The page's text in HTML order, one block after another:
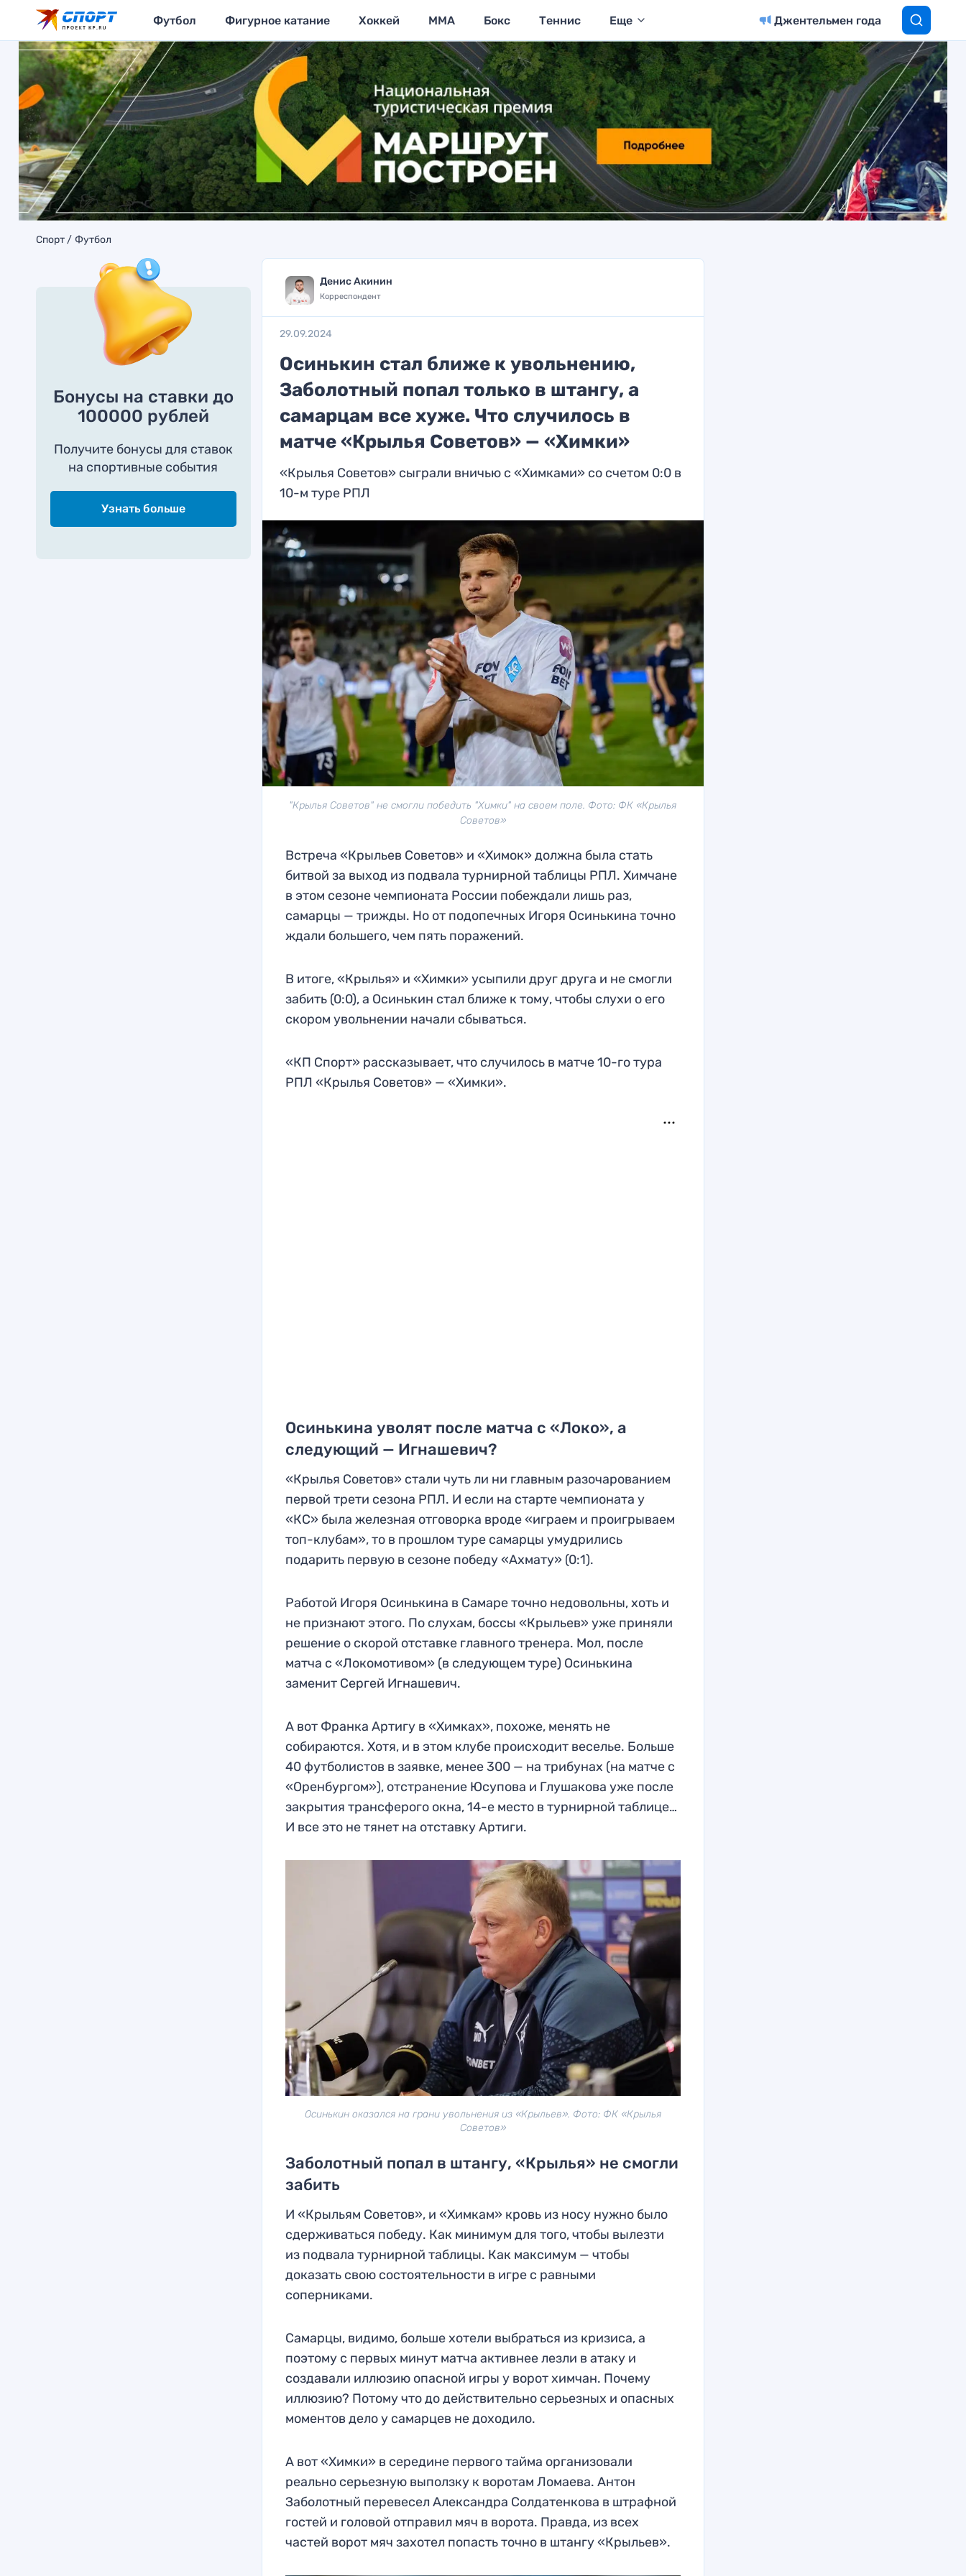
Футбол Фигурное катание Хоккей MMA Бокс Теннис Еще Джентельмен года
Спорт Футбол
Бонусы на ставки до
100000 рублей
Получите бонусы для ставок
на спортивные события
Узнать больше
Денис Акинин
Корреспондент
29.09.2024
Осинькин стал ближе к увольнению,
Заболотный попал только в штангу, а
самарцам все хуже. Что случилось в
матче «Крылья Советов» — «Химки»
«Крылья Советов» сыграли вничью с «Химками» со счетом 0:0 в
10-м туре РПЛ
"Крылья Советов" не смогли победить "Химки" на своем поле. Фото: ФК «Крылья
Советов»
Встреча «Крыльев Советов» и «Химок» должна была стать
битвой за выход из подвала турнирной таблицы РПЛ. Химчане
в этом сезоне чемпионата России побеждали лишь раз,
самарцы — трижды. Но от подопечных Игоря Осинькина точно
ждали большего, чем пять поражений.
В итоге, «Крылья» и «Химки» усыпили друг друга и не смогли
забить (0:0), а Осинькин стал ближе к тому, чтобы слухи о его
скором увольнении начали сбываться.
«КП Спорт» рассказывает, что случилось в матче 10-го тура
РПЛ «Крылья Советов» — «Химки».
Осинькина уволят после матча с «Локо», а
следующий — Игнашевич?
«Крылья Советов» стали чуть ли ни главным разочарованием
первой трети сезона РПЛ. И если на старте чемпионата у
«КС» была железная отговорка вроде «играем и проигрываем
топ-клубам», то в прошлом туре самарцы умудрились
подарить первую в сезоне победу «Ахмату» (0:1).
Работой Игоря Осинькина в Самаре точно недовольны, хоть и
не признают этого. По слухам, боссы «Крыльев» уже приняли
решение о скорой отставке главного тренера. Мол, после
матча с «Локомотивом» (в следующем туре) Осинькина
заменит Сергей Игнашевич.
А вот Франка Артигу в «Химках», похоже, менять не
собираются. Хотя, и в этом клубе происходит веселье. Больше
40 футболистов в заявке, менее 300 — на трибунах (на матче с
«Оренбургом»), отстранение Юсупова и Глушакова уже после
закрытия трансферого окна, 14-е место в турнирной таблице…
И все это не тянет на отставку Артиги.
Осинькин оказался на грани увольнения из «Крыльев». Фото: ФК «Крылья
Советов»
Заболотный попал в штангу, «Крылья» не смогли
забить
И «Крыльям Советов», и «Химкам» кровь из носу нужно было
сдерживаться победу. Как минимум для того, чтобы вылезти
из подвала турнирной таблицы. Как максимум — чтобы
доказать свою состоятельности в игре с равными
соперниками.
Самарцы, видимо, больше хотели выбраться из кризиса, а
поэтому с первых минут матча активнее лезли в атаку и
создавали иллюзию опасной игры у ворот химчан. Почему
иллюзию? Потому что до действительно серьезных и опасных
моментов дело у самарцев не доходило.
А вот «Химки» в середине первого тайма организовали
реально серьезную выползку к воротам Ломаева. Антон
Заболотный перевесел Александра Солдатенкова в штрафной
гостей и головой отправил мяч в ворота. Правда, из всех
частей ворот мяч захотел попасть точно в штангу «Крыльев».